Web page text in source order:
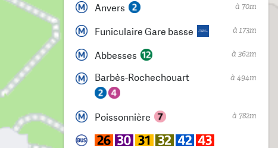
Anvers à 70m
Funiculaire Gare basse à 173m
Abbesses à 362m
Barbès-Rochechouart à 494m
Poissonnière à 782m